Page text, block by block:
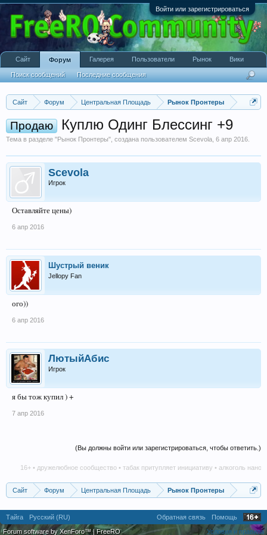
Войти или зарегистрироваться
Сайт Форум Центральная Площадь Рынок Пронтеры
Продаю Куплю Одинг Блессинг +9
Тема в разделе "Рынок Пронтеры", создана пользователем Scevola 6 апр 2016
Scevola
Игрок
Оставляйте цены)
6 апр 2016
Шустрый веник
Jellopy Fan
ого))
6 апр 2016
ЛютыйАбис
Игрок
я бы тож купил ) +
7 апр 2016
(Вы должны войти или зарегистрироваться, чтобы ответить.)
16+ • дружелюбное сообщество • табак притупляет инициативу • алкоголь
Сайт Форум Центральная Площадь Рынок Пронтеры
Сайт Форум
Поиск сообщений Последние сообщения
Галерея Пользователи Рынок Вики
Тайга Русский (RU) Обратная связь
Помощь
Условия и правила
Forum software by XenForo™|FreeRO